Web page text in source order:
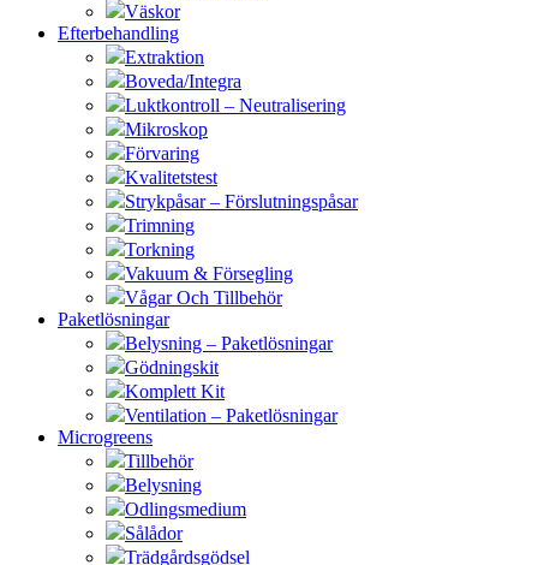
Väskor
Efterbehandling
Extraktion
Boveda/Integra
Luktkontroll – Neutralisering
Mikroskop
Förvaring
Kvalitetstest
Strykpåsar – Förslutningspåsar
Trimning
Torkning
Vakuum & Försegling
Vågar Och Tillbehör
Paketlösningar
Belysning – Paketlösningar
Gödningskit
Komplett Kit
Ventilation – Paketlösningar
Microgreens
Tillbehör
Belysning
Odlingsmedium
Sålådor
Trädgårdsgödsel